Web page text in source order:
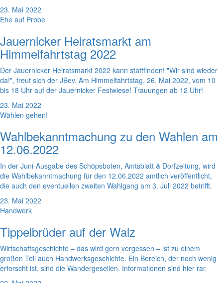
23. Mai 2022
Ehe auf Probe
Jauernicker Heiratsmarkt am
Himmelfahrtstag 2022
Der Jauernicker Heiratsmarkt 2022 kann stattfinden! "Wir sind wieder
da!", freut sich der JBev. Am Himmelfahrtstag, 26. Mai 2022, vom 10
bis 18 Uhr auf der Jauernicker Festwiese! Trauungen ab 12 Uhr!
23. Mai 2022
Wählen gehen!
Wahlbekanntmachung zu den Wahlen am
12.06.2022
In der Juni-Ausgabe des Schöpsboten, Amtsblatt & Dorfzeitung, wird
die Wahlbekanntmachung für den 12.06.2022 amtlich veröffentlicht,
die auch den eventuellen zweiten Wahlgang am 3. Juli 2022 betrifft.
23. Mai 2022
Handwerk
Tippelbrüder auf der Walz
Wirtschaftsgeschichte – das wird gern vergessen – ist zu einem
großen Teil auch Handwerksgeschichte. Ein Bereich, der noch wenig
erforscht ist, sind die Wandergesellen. Informationen sind hier rar.